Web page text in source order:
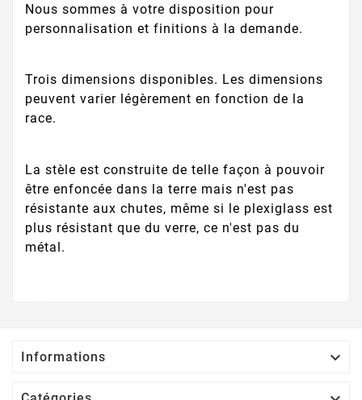
Nous sommes à votre disposition pour
personnalisation et finitions à la demande.
Trois dimensions disponibles. Les dimensions
peuvent varier légèrement en fonction de la
race.
La stèle est construite de telle façon à pouvoir
être enfoncée dans la terre mais n'est pas
résistante aux chutes, même si le plexiglass est
plus résistant que du verre, ce n'est pas du
métal.
Informations 